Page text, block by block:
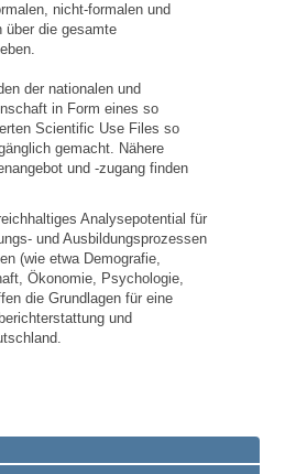
nicht-formalen und
über die gesamte
der nationalen und
in Form eines so
Scientific Use Files so
gemacht. Nähere
und -zugang finden
Analysepotential für
und Ausbildungsprozessen
(wie etwa Demografie,
Ökonomie, Psychologie,
die Grundlagen für eine
und